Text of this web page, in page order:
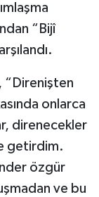
“Bijî
“Direnişten
onlarca
direnecekler
getirdim.
özgür
ve bu